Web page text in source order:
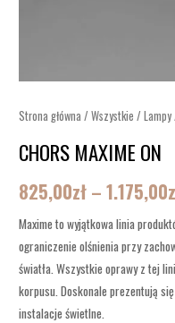
Strona główna /Wszystkie /Lampy
CHORS MAXIME ON
825,00zł – 1.175,00
Maxime to wyjątkowa linia
ograniczenie olśnienia przy
światła. Wszystkie oprawy z tej
korpusu. Doskonale prezentują
instalacje świetlne.
ilość
Maxime
ON